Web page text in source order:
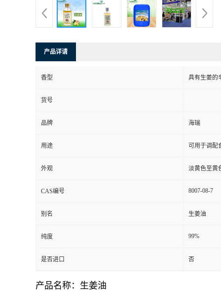
产品详请
香型 具有生姜的
货号
品牌 海瑞
用途 可用于调配
外观 淡黄色至黄
CAS编号 8007-08-7
别名 生姜油
纯度 99%
是否进口 否
产品名称：生姜油